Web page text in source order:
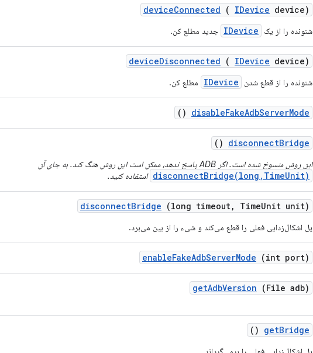
deviceConnected ( IDevice device)
شنونده را از یک IDevice جدید مطلع کن.
deviceDisconnected ( IDevice device)
شنونده را از قطع شدن IDevice مطلع کن.
disableFakeAdbServerMode
()
disconnectBridge
()
این روش منسوخ شده است. اگر ADB پاسخ ندهد، ممکن است این روش هنگ کند. به جای آن
disconnectBridge(long,TimeUnit) استفاده کنید.
disconnectBridge (long timeout, TimeUnit unit)
پل اشکال‌زدایی فعلی را قطع می‌کند و شیء را از بین می‌برد.
enableFakeAdbServerMode (int port)
getAdbVersion (File adb)
getBridge
()